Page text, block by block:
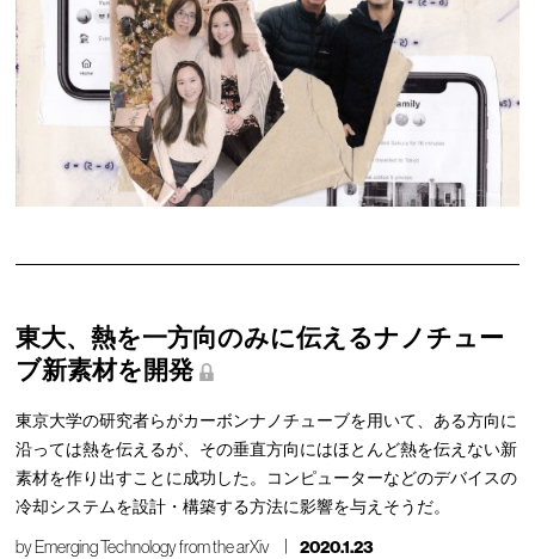
東大、熱を一方向のみに伝えるナノチュー
ブ新素材を開発
東京大学の研究者らがカーボンナノチューブを用いて、ある方向に
沿っては熱を伝えるが、その垂直方向にはほとんど熱を伝えない新
素材を作り出すことに成功した。コンピューターなどのデバイスの
冷却システムを設計・構築する方法に影響を与えそうだ。
byEmerging Technology from the arXiv 2020.1.23